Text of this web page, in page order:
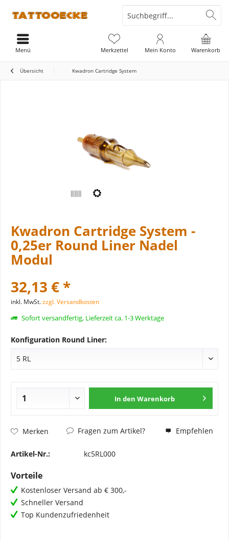
Warenkorb
Merkzettel Mein Konto
Menü
Übersicht Kwadron Cartridge System
Kwadron Cartridge System -
0,25er Round Liner Nadel
Modul
32,13 € *
inkl. MwSt.zzgl. Versandkosten
Sofort versandfertig, Lieferzeit ca. 1-3 Werktage
Konfiguration Round Liner:
In den Warenkorb
Merken Fragen zum Artikel? Empfehlen
Artikel-Nr.: kc5RL000
Vorteile
Kostenloser Versand ab € 300,-
Schneller Versand
Top Kundenzufriedenheit